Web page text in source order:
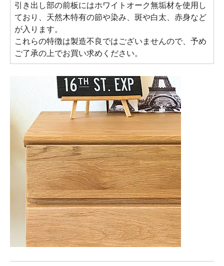
引き出し部の前板にはホワイトオーク無垢材を使用し
ており、天然木特有の節や染み、斑や白太、赤身など
が入ります。
これらの特徴は製造不良ではございませんので、予め
ご了承の上でお買い求めください。